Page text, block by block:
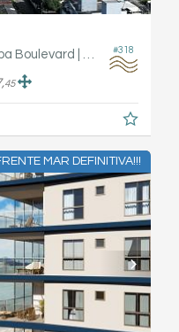
#318
Apartamento no Edifício Itajuba Boulevard | Fabro Haas Engenharia
45
MAR DEFINITIVA!!!